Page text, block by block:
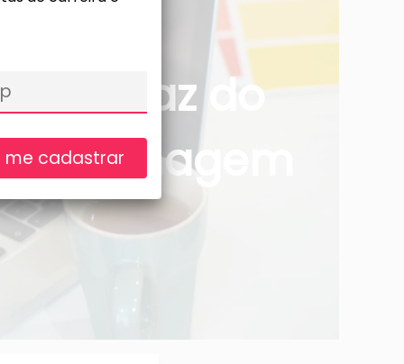
Eficaz do
de Imagem
me cadastrar